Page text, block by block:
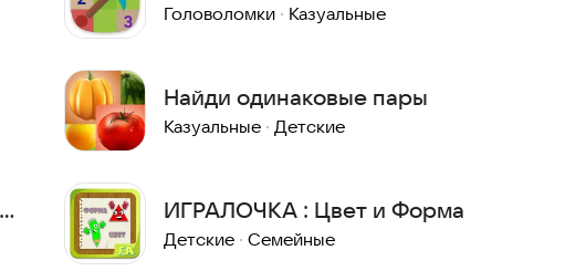
настройками
Головоломки · Казуальные
Найди одинаковые пары
Казуальные · Детские
ИГРАЛОЧКА : Цвет и Форма
Детские · Семейные